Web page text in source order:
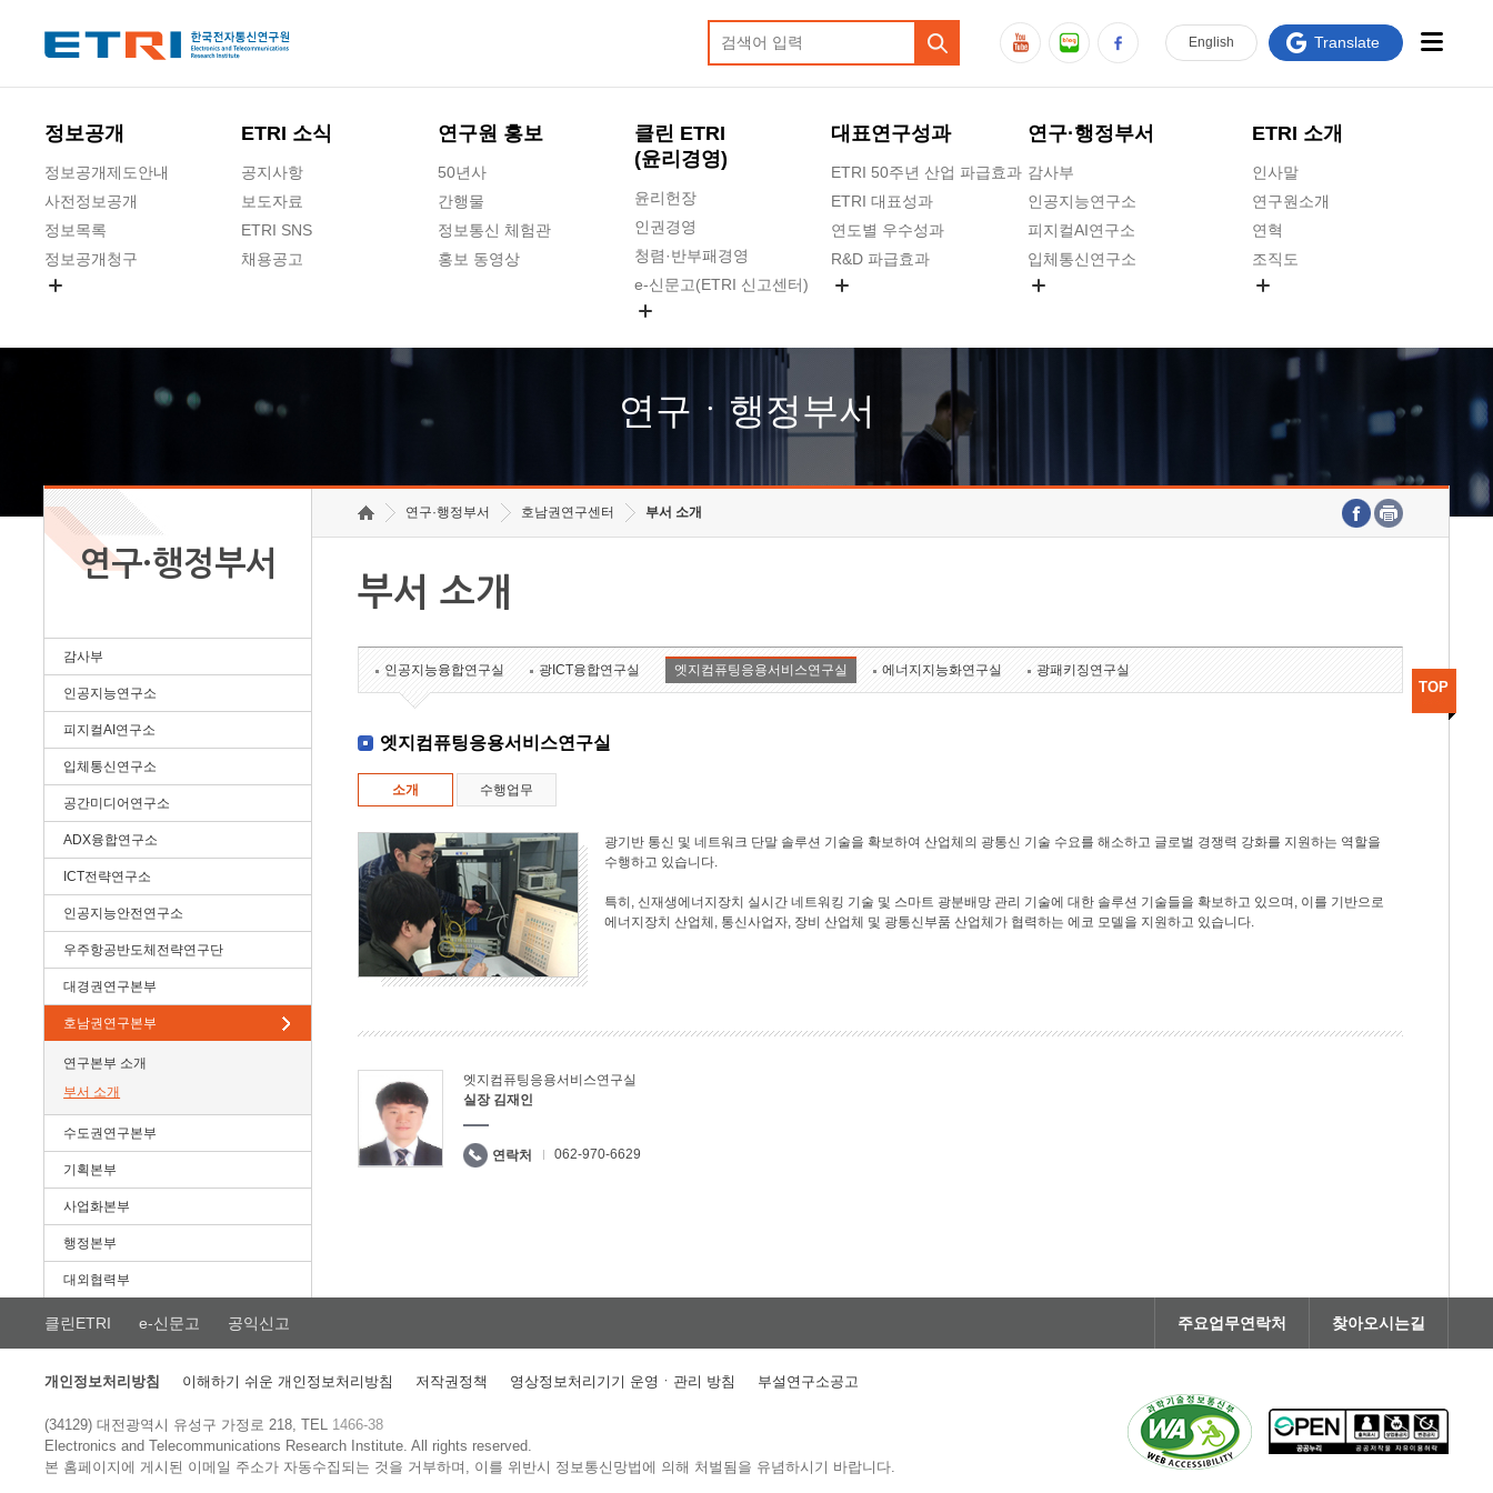
정보공개
정보공개제도안내
사전정보공개
정보목록
정보공개청구
ETRI 소식
공지사항
보도자료
ETRI SNS
채용공고
연구원 홍보
50년사
간행물
정보통신 체험관
홍보 동영상
클린 ETRI
(윤리경영)
윤리헌장
인권경영
청렴·반부패경영
e-신문고(ETRI 신고센터)
고객의소리
수의계약 현황
대표연구성과
ETRI 50주년 산업 파급효과
ETRI 대표성과
연도별 우수성과
R&D 파급효과
연구·행정부서
감사부
인공지능연구소
피지컬AI연구소
입체통신연구소
호남권연구본부
기획본부
ETRI 소개
인사말
연구원소개
연혁
조직도
연구원 고객헌장
주요업무연락처
English Translate
연구ㆍ행정부서
연구·행정부서
감사부
인공지능연구소
피지컬AI연구소
입체통신연구소
공간미디어연구소
ADX융합연구소
ICT전략연구소
인공지능안전연구소
우주항공반도체전략연구단
대경권연구본부
호남권연구본부
연구본부 소개
부서 소개
수도권연구본부
기획본부
사업화본부
행정본부
대외협력부
연구·행정부서 호남권연구센터 부서 소개
부서 소개
인공지능융합연구실 광ICT융합연구실 엣지컴퓨팅응용서비스연구실 에너지지능화연구실 광패키징연구실
엣지컴퓨팅응용서비스연구실
소개 수행업무
광기반 통신 및 네트워크 단말 솔루션 기술을 확보하여 산업체의 광통신 기술 수요를 해소하고 글로벌 경쟁력 강화를 지원하는 역할을
수행하고 있습니다.
특히, 신재생에너지장치 실시간 네트워킹 기술 및 스마트 광분배망 관리 기술에 대한 솔루션 기술들을 확보하고 있으며, 이를 기반으로
에너지장치 산업체, 통신사업자, 장비 산업체 및 광통신부품 산업체가 협력하는 에코 모델을 지원하고 있습니다.
엣지컴퓨팅응용서비스연구실
실장 김재인
연락처 062-970-6629
TOP
클린ETRI e-신문고 공익신고 주요업무연락처 찾아오시는길
개인정보처리방침 이해하기 쉬운 개인정보처리방침 저작권정책 영상정보처리기기 운영ㆍ관리 방침 부설연구소공고
(34129) 대전광역시 유성구 가정로 218, TEL 1466-38
Electronics and Telecommunications Research Institute.All rights reserved.
본 홈페이지에 게시된 이메일 주소가 자동수집되는 것을 거부하며, 이를 위반시 정보통신망법에 의해 처벌됨을 유념하시기 바랍니다.